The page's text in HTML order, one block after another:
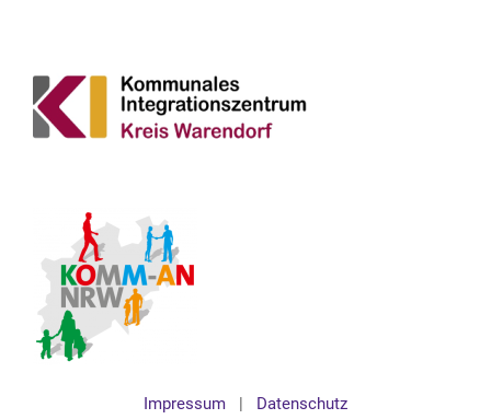
Impressum | Datenschutz